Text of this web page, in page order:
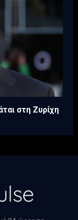
στη Ζυρίχη